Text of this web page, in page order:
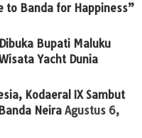
to Banda for Happiness”
Bupati Maluku
Yacht Dunia
Kodaeral IX Sambut
Neira Agustus 6,